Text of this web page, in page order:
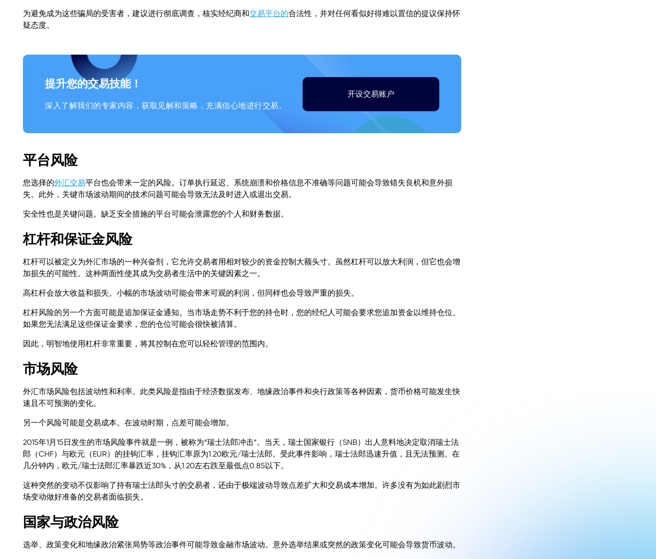
为避免成为这些骗局的受害者，建议进行彻底调查，核实经纪商和交易平台的合法性，并对任何看似好得难以置信的提议保持怀
疑态度。
提升您的交易技能！
深入了解我们的专家内容，获取见解和策略，充满信心地进行交易。
开设交易账户
平台风险
您选择的外汇交易平台也会带来一定的风险。订单执行延迟、系统崩溃和价格信息不准确等问题可能会导致错失良机和意外损
失。此外，关键市场波动期间的技术问题可能会导致无法及时进入或退出交易。
安全性也是关键问题。缺乏安全措施的平台可能会泄露您的个人和财务数据。
杠杆和保证金风险
杠杆可以被定义为外汇市场的一种兴奋剂，它允许交易者用相对较少的资金控制大额头寸。虽然杠杆可以放大利润，但它也会增
加损失的可能性。这种两面性使其成为交易者生活中的关键因素之一。
高杠杆会放大收益和损失。小幅的市场波动可能会带来可观的利润，但同样也会导致严重的损失。
杠杆风险的另一个方面可能是追加保证金通知。当市场走势不利于您的持仓时，您的经纪人可能会要求您追加资金以维持仓位。
如果您无法满足这些保证金要求，您的仓位可能会很快被清算。
因此，明智地使用杠杆非常重要，将其控制在您可以轻松管理的范围内。
市场风险
外汇市场风险包括波动性和利率。此类风险是指由于经济数据发布、地缘政治事件和央行政策等各种因素，货币价格可能发生快
速且不可预测的变化。
另一个风险可能是交易成本。在波动时期，点差可能会增加。
2015年1月15日发生的市场风险事件就是一例，被称为“瑞士法郎冲击”。当天，瑞士国家银行（SNB）出人意料地决定取消瑞士法
郎（CHF）与欧元（EUR）的挂钩汇率，挂钩汇率原为1.20欧元/瑞士法郎。受此事件影响，瑞士法郎迅速升值，且无法预测。在
几分钟内，欧元/瑞士法郎汇率暴跌近30%，从1.20左右跌至最低点0.85以下。
这种突然的变动不仅影响了持有瑞士法郎头寸的交易者，还由于极端波动导致点差扩大和交易成本增加。许多没有为如此剧烈市
场变动做好准备的交易者面临损失。
国家与政治风险
选举、政策变化和地缘政治紧张局势等政治事件可能导致金融市场波动。意外选举结果或突然的政策变化可能会导致货币波动。